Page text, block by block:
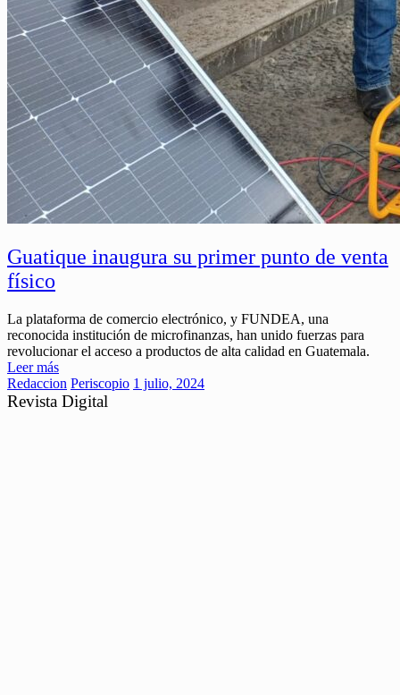
Guatique inaugura su primer punto de venta
físico
La plataforma de comercio electrónico, y FUNDEA, una
reconocida institución de microfinanzas, han unido fuerzas para
revolucionar el acceso a productos de alta calidad en Guatemala.
Leer más
Redaccion Periscopio 1 julio, 2024
Revista Digital